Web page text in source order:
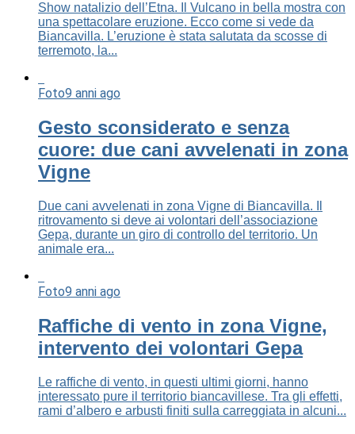
Show natalizio dell’Etna. Il Vulcano in bella mostra con
una spettacolare eruzione. Ecco come si vede da
Biancavilla. L’eruzione è stata salutata da scosse di
terremoto, la...
Foto9 anni ago
Gesto sconsiderato e senza
cuore: due cani avvelenati in zona
Vigne
Due cani avvelenati in zona Vigne di Biancavilla. Il
ritrovamento si deve ai volontari dell’associazione
Gepa, durante un giro di controllo del territorio. Un
animale era...
Foto9 anni ago
Raffiche di vento in zona Vigne,
intervento dei volontari Gepa
Le raffiche di vento, in questi ultimi giorni, hanno
interessato pure il territorio biancavillese. Tra gli effetti,
rami d’albero e arbusti finiti sulla carreggiata in alcuni...